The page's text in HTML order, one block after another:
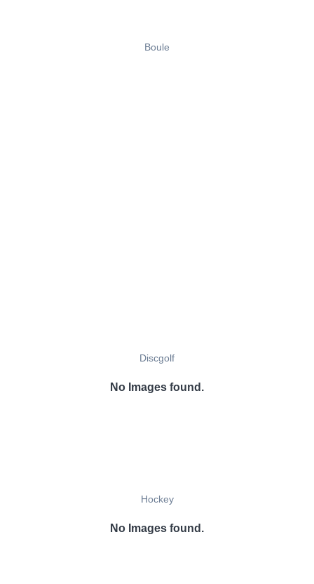
Boule
Discgolf
No Images found.
Hockey
No Images found.